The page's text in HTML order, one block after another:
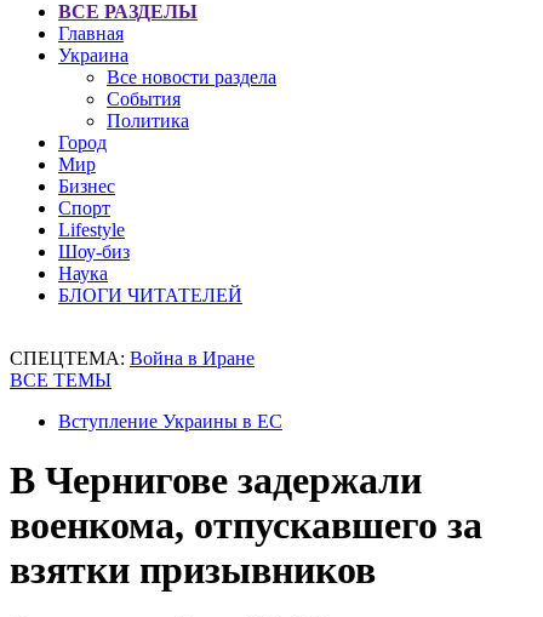
ВСЕ РАЗДЕЛЫ
Главная
Украина
Все новости раздела
События
Политика
Город
Мир
Бизнес
Спорт
Lifestyle
Шоу-биз
Наука
БЛОГИ ЧИТАТЕЛЕЙ
СПЕЦТЕМА: Война в Иране
ВСЕ ТЕМЫ
Вступление Украины в ЕС
В Чернигове задержали
военкома, отпускавшего за
взятки призывников